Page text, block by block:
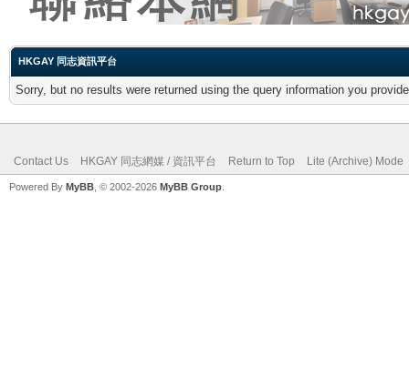
HKGAY 同志資訊平台
Sorry, but no results were returned using the query information you
Contact Us HKGAY 同志網媒 / 資訊平台 Return to Top Lite (Archive) Mode
Powered By MyBB , © 2002-2026 MyBB Group